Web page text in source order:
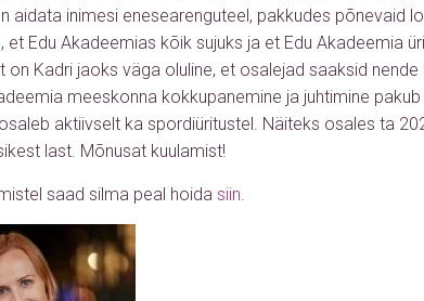
aidata inimesi enesearenguteel, pakkudes põnevaid
et Edu Akadeemias kõik sujuks ja et Edu Akadeemia
on Kadri jaoks väga oluline, et osalejad saaksid
meeskonna kokkupanemine ja juhtimine
aktiivselt ka spordiüritustel. Näiteks osales ta
last. Mõnusat kuulamist!
saad silma peal hoida siin.